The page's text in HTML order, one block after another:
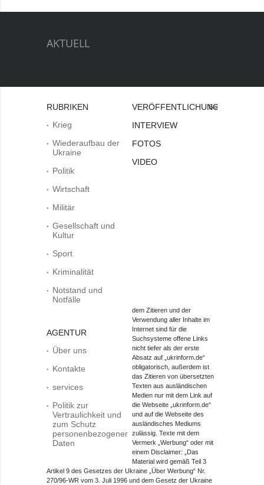
AKTUELL
RUBRIKEN
Krieg
Wiederaufbau der
Ukraine
Politik
Wirtschaft
Militär
Gesellschaft und
Kultur
Sport
Kriminalität
Notstand und
Notfälle
AGENTUR
Über uns
Kontakte
services
Politik zur
Vertraulichkeit und
zum Schutz
personenbezogener
Daten
VERÖFFENTLICHUNGEN
INTERVIEW
FOTOS
VIDEO
Bei
dem Zitieren und der
Verwendung aller Inhalte im
Internet sind für die
Suchsysteme offene Links
nicht tiefer als der erste
Absatz auf „ukrinform.de“
obligatorisch, außerdem ist
das Zitieren von übersetzten
Texten aus ausländischen
Medien nur mit dem Link auf
die Webseite „ukrinform.de“
und auf die Webseite des
ausländisches Mediums
zulässig. Texte mit dem
Vermerk „Werbung“ oder mit
einem Disclaimer: „Das
Material wird gemäß Teil 3
Artikel 9 des Gesetzes der Ukraine „Über Werbung“ Nr.
270/96-WR vom 3. Juli 1996 und dem Gesetz der Ukraine